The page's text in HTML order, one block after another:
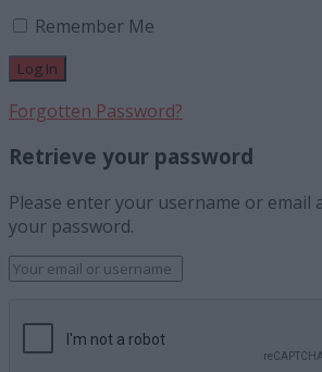
Remember Me
Forgotten Password?
Retrieve your password
Please enter your username or email
your password.